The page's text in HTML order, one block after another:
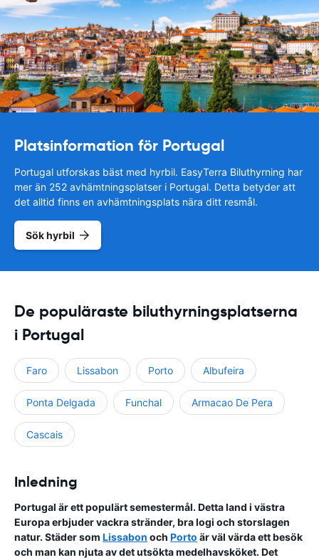
Platsinformation för Portugal
Portugal utforskas bäst med hyrbil. EasyTerra Biluthyrning har
mer än 252 avhämtningsplatser i Portugal. Detta betyder att
det alltid finns en avhämtningsplats nära ditt resmål.
Sök hyrbil
De populäraste biluthyrningsplatserna
i Portugal
Faro Lissabon Porto Albufeira
Ponta Delgada Funchal Armacao De Pera
Cascais
Inledning
Portugal är ett populärt semestermål. Detta land i västra
Europa erbjuder vackra stränder, bra logi och storslagen
natur. Städer som Lissabon och Porto är väl värda ett besök
och man kan njuta av det utsökta medelhavsköket. Det